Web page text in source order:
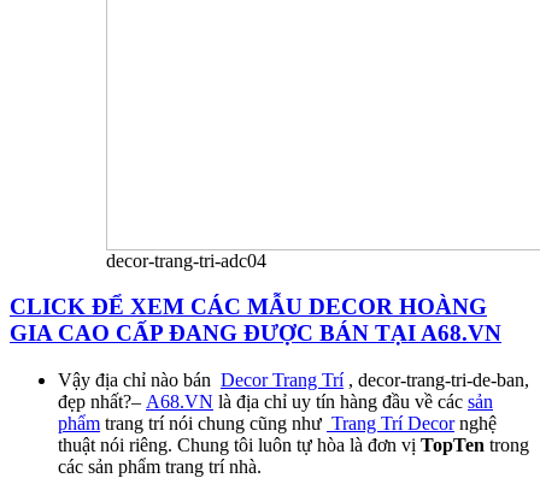
decor-trang-tri-adc04
CLICK ĐỂ XEM CÁC MẪU DECOR HOÀNG
GIA CAO CẤP ĐANG ĐƯỢC BÁN TẠI A68.VN
Vậy địa chỉ nào bán Decor Trang Trí, decor-trang-tri-de-ban,
đẹp nhất?– A68.VN là địa chỉ uy tín hàng đầu về các sản
phẩm trang trí nói chung cũng như Trang Trí Decornghệ
thuật nói riêng. Chung tôi luôn tự hòa là đơn vị TopTen trong
các sản phẩm trang trí nhà.